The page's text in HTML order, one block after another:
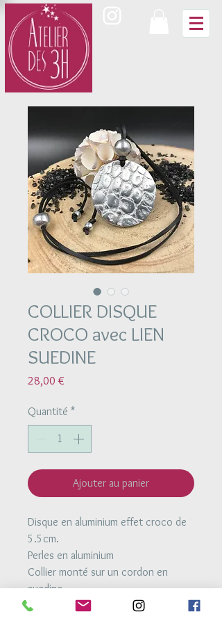
COLLIER DISQUE
CROCO avec LIEN
SUEDINE
28,00 €
Quantité *
Ajouter au panier
Disque en aluminium effet croco de
5.5cm.
Perles en aluminium
Collier monté sur un cordon en
suedine.
Une perle coulissante en aluminium